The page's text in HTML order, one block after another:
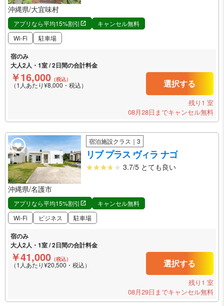
沖縄県/大宜味村
アプリなら平均15%割引
キャンセル無料
Wi-Fi
駐車場
宿のみ
大人2人・1室 / 2日間の合計料金
￥16,000 （税込）
（1人あたり¥8,000・税込） 選択する
残り1 室
08月28日までキャンセル無料
宿泊施設クラス｜3
リブ プラス ヴィラ ナゴ
3.7/5 とても良い
沖縄県/名護市
アプリなら平均15%割引
キャンセル無料
Wi-Fi
ビジネス 駐車場
宿のみ
大人2人・1室 / 2日間の合計料金
￥41,000 （税込）
（1人あたり¥20,500・税込） 選択する
残り1 室
08月29日までキャンセル無料